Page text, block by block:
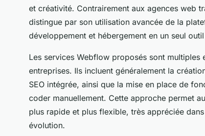
et créativité. Contrairement aux agences web
distingue par son utilisation avancée de la
développement et hébergement en un seul
Les services Webflow proposés sont
entreprises. Ils incluent généralement la
SEO intégrée, ainsi que la mise en place de
coder manuellement. Cette approche permet
plus rapide et plus flexible, très appréciée
évolution.